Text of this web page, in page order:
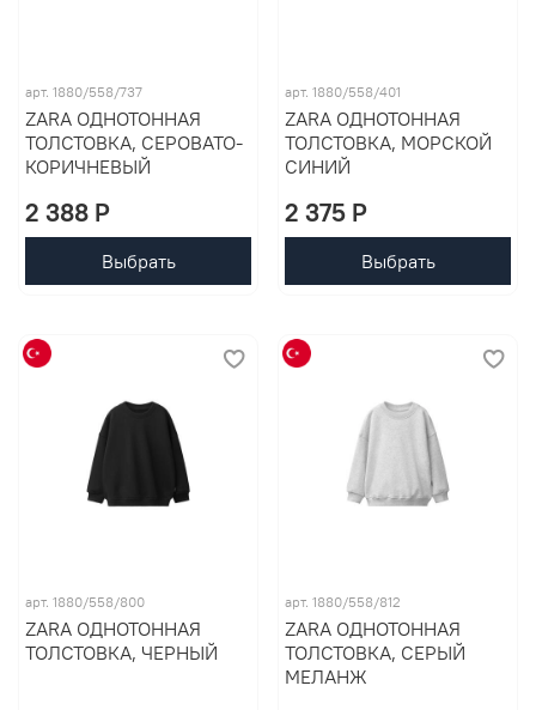
арт. 1880/558/737
ZARA ОДНОТОННАЯ
ТОЛСТОВКА, СЕРОВАТО-
КОРИЧНЕВЫЙ
2 388 P
Выбрать
арт. 1880/558/401
ZARA ОДНОТОННАЯ
ТОЛСТОВКА, МОРСКОЙ
СИНИЙ
2 375 P
Выбрать
арт. 1880/558/800
ZARA ОДНОТОННАЯ
ТОЛСТОВКА, ЧЕРНЫЙ
арт. 1880/558/812
ZARA ОДНОТОННАЯ
ТОЛСТОВКА, СЕРЫЙ
МЕЛАНЖ